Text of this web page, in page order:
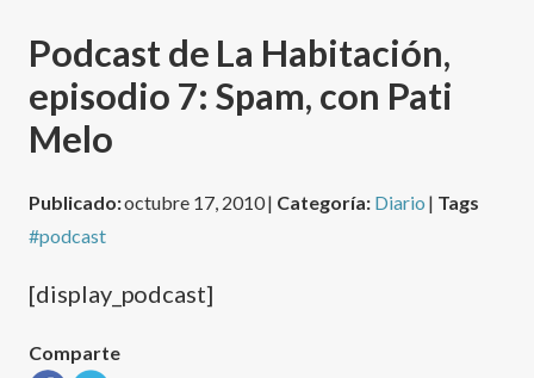
Podcast de La Habitación,
episodio 7: Spam, con Pati
Melo
Publicado:octubre 17, 2010 | Categoría: Diario | Tags
#podcast
[display_podcast]
Comparte